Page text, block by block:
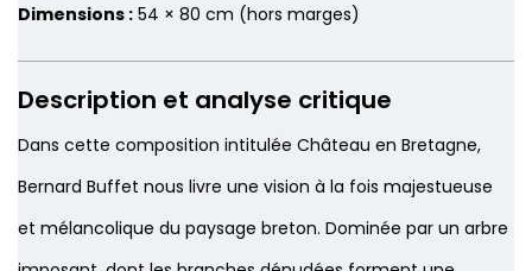
Dimensions : 54 × 80 cm (hors marges)
Description et analyse critique
Dans cette composition intitulée Château en Bretagne,
Bernard Buffet nous livre une vision à la fois majestueuse
et mélancolique du paysage breton. Dominée par un arbre